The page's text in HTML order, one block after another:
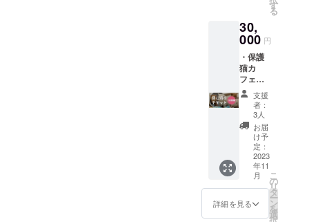
ません
のでご
注意く
ださ
い。 ※
チケッ
トの有
効期限
は、
オープ
ン日(9
月中旬
予定)～
2024年
10月31
※万が一
閉店し
商品サ
イズや
色味な
どに個
体差が
ある場
合があ
りま
す。
ただき
ます！
※支援
時、必
ず備考
欄に掲
載を希
望され
るお名
前をご
記入く
ださ
い。 ※
サイズ
は横幅
12cm×
3cmの
前予約
様分ま
での2時
間貸切
りチ
ケット
となり
ます
が、分
散して
利用す
ること
は出来
ません
のでご
了承く
ださい
ませ
す
る
30,
000 円
・保護
猫カ
フェの
入場・
利用に
使える
10名様
分の2時
間貸切
りチ
ケット
(1名様
ごとに1
ドリン
ク付き)
支援
者：
3人
お届
け予
定：
2023
年11
月
詳細を見る
こ
の
リ
タ
ー
ン
を
選